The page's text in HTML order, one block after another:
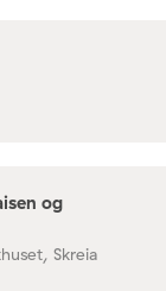
og
Skreia